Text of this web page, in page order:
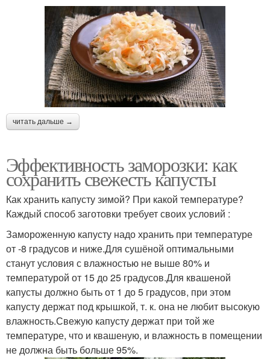
читать дальше →
Эффективность заморозки: как
сохранить свежесть капусты
Как хранить капусту зимой? При какой температуре?
Каждый способ заготовки требует своих условий :
Замороженную капусту надо хранить при температуре
от -8 градусов и ниже.Для сушёной оптимальными
станут условия с влажностью не выше 80% и
температурой от 15 до 25 градусов.Для квашеной
капусты должно быть от 1 до 5 градусов, при этом
капусту держат под крышкой, т. к. она не любит высокую
влажность.Свежую капусту держат при той же
температуре, что и квашеную, и влажность в помещении
не должна быть больше 95%.